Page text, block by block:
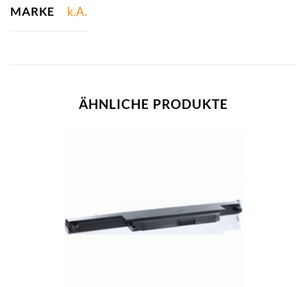
MARKE k.A.
ÄHNLICHE PRODUKTE